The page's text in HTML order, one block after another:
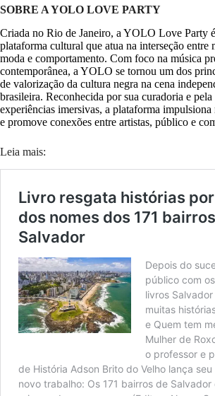
SOBRE A YOLO LOVE PARTY
Criada no Rio de Janeiro, a YOLO Love Party
plataforma cultural que atua na interseção entre
moda e comportamento. Com foco na música
contemporânea, a YOLO se tornou um dos
de valorização da cultura negra na cena
brasileira. Reconhecida por sua curadoria e
experiências imersivas, a plataforma impulsiona
e promove conexões entre artistas, público e
Leia mais: